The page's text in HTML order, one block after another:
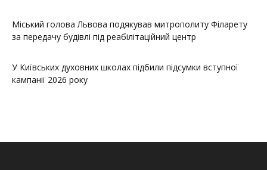
Міський голова Львова подякував митрополиту Філарету
за передачу будівлі під реабілітаційний центр
У Київських духовних школах підбили підсумки вступної
кампанії 2026 року